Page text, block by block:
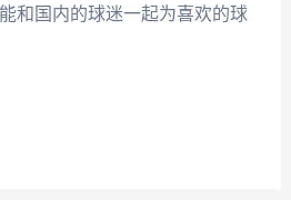
和国内的球迷一起为喜欢的球